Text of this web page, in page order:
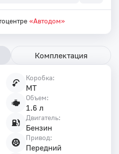
«Автодом»
Комплектация
Коробка:
MT
Объем:
1.6 л
Двигатель:
Бензин
Привод:
Передний